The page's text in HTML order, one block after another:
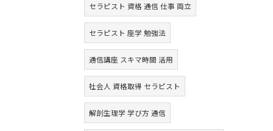
セラピスト 資格 通信 仕事 両立
セラピスト 座学 勉強法
通信講座 スキマ時間 活用
社会人 資格取得 セラピスト
解剖生理学 学び方 通信